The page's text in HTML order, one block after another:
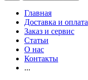
Главная
Доставка и оплата
Заказ и сервис
Статьи
О нас
Контакты
...